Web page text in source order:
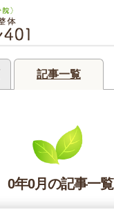
記事一覧
0年0月の記事一覧